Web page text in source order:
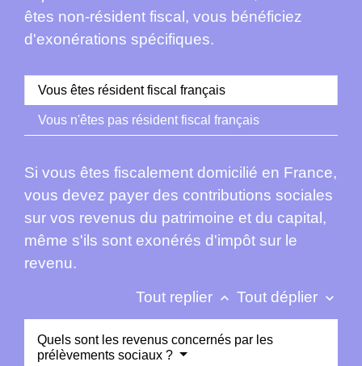
êtes non-résident fiscal, vous bénéficiez
d'exonérations spécifiques.
Vous êtes résident fiscal français
Vous n'êtes pas résident fiscal français
Si vous êtes fiscalement domicilié en France,
vous devez payer des contributions sociales
sur vos revenus du patrimoine et du capital,
même s'ils sont exonérés d'impôt sur le
revenu.
Tout replier keyboard_arrow_up Tout déplier keyboard_arrow_down
Quels sont les revenus concernés par les
prélèvements sociaux ?